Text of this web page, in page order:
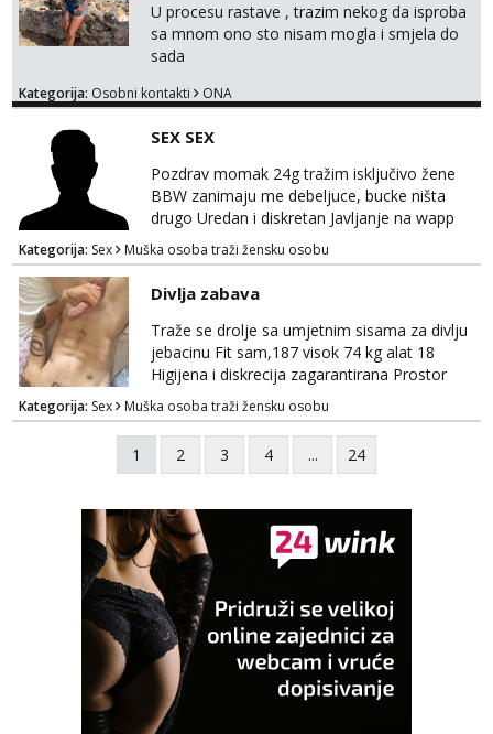
U procesu rastave , trazim nekog da isproba
sa mnom ono sto nisam mogla i smjela do
sada
Kategorija: Osobni kontakti ONA
SEX SEX
Pozdrav momak 24g tražim isključivo žene
BBW zanimaju me debeljuce, bucke ništa
drugo Uredan i diskretan Javljanje na wapp
095 546 9915
Kategorija: Sex Muška osoba traži žensku osobu
Divlja zabava
Traže se drolje sa umjetnim sisama za divlju
jebacinu Fit sam,187 visok 74 kg alat 18
Higijena i diskrecija zagarantirana Prostor
imam na području između Zadra i Šibenika
Kontakt watsap 0955406511 bez poziva
Kategorija: Sex Muška osoba traži žensku osobu
1 2 3 4 ... 24